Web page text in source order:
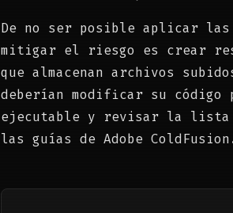
De no ser posible aplicar las
mitigar el riesgo es crear
que almacenan archivos
deberían modificar su código
ejecutable y revisar la lista
las guías de Adobe